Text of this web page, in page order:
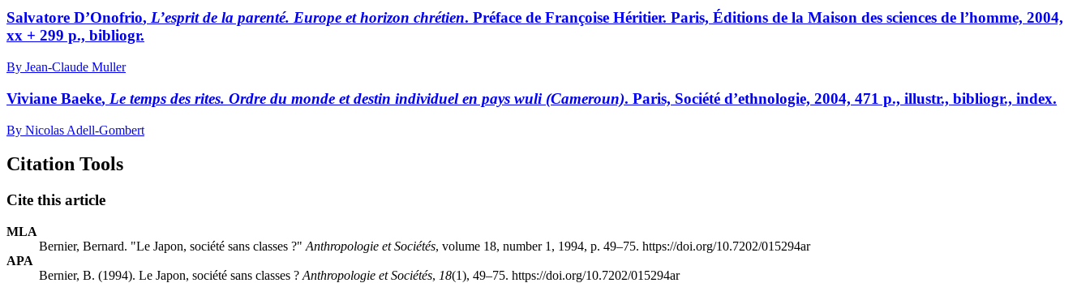
Salvatore D’Onofrio, L’esprit de la parenté. Europe et horizon chrétien. Préface de Françoise Héritier. Paris, Éditions de la Maison des sciences de l’homme, 2004,
xx + 299 p., bibliogr.
By Jean-Claude Muller
Viviane Baeke, Le temps des rites. Ordre du monde et destin individuel en pays wuli (Cameroun). Paris, Société d’ethnologie, 2004, 471 p., illustr., bibliogr., index.
By Nicolas Adell-Gombert
Citation Tools
Cite this article
MLA
Bernier, Bernard. "Le Japon, société sans classes ?" Anthropologie et Sociétés, volume 18, number 1, 1994, p. 49–75. https://doi.org/10.7202/015294ar
APA
Bernier, B. (1994). Le Japon, société sans classes ? Anthropologie et Sociétés, 18(1), 49–75. https://doi.org/10.7202/015294ar